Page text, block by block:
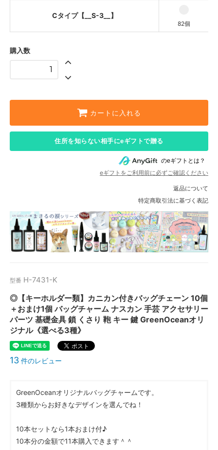
Cタイプ【__S-3__】
82個
購入数
カートに入れる
住所を知らない相手にeギフトで贈る
のeギフトとは？
eギフトをご利用前に必ずご確認ください
返品について
特定商取引法に基づく表記
型番 H-7431-K
◎【キーホルダー類】カニカン付きバッグチェーン 10個
＋おまけ1個 バッグチャーム ナスカン 手芸 アクセサリー
パーツ 基礎金具 鎖 くさり 鞄 キー 鍵 GreenOceanオリ
ジナル《選べる3種》
13 件のレビュー
GreenOceanオリジナルバッグチャームです。
3種類からお好きなデザインを選んでね！
10本セットなら1本おまけ付♪
10本分の金額で11本購入できます＾＾